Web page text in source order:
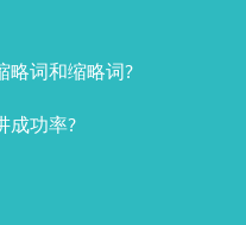
略词和缩略词?
成功率?